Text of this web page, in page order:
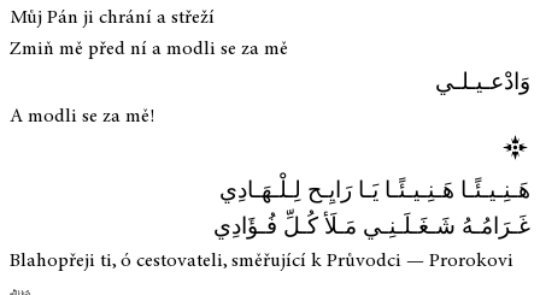
Můj Pán ji chrání a střeží
Zmiň mě před ní a modli se za mě
وَادْعـيـلـي
A modli se za mě!
هَـنِـيـئًـا هَـنِـيـئًـا يَـا رَايِـح لِـلْـهَـادِي
غَـرَامُـهُ شَـغَـلَـنِـي مَـلَأ كُـلِّ فُـؤَادِي
Blahopřeji ti, ó cestovateli, směřující k Průvodci — Prorokovi